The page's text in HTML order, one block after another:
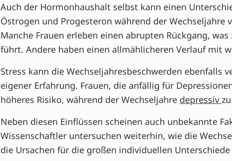
Auch der Hormonhaushalt selbst kann einen
Östrogen und Progesteron während der Wechseljahre
Manche Frauen erleben einen abrupten Rückgang,
führt. Andere haben einen allmählicheren Verlauf mit
Stress kann die Wechseljahresbeschwerden ebenfalls
eigener Erfahrung. Frauen, die anfällig für
höheres Risiko, während der Wechseljahre depressiv
Neben diesen Einflüssen scheinen auch unbekannte
Wissenschaftler untersuchen weiterhin, wie die
die Ursachen für die großen individuellen Unterschiede